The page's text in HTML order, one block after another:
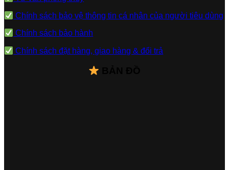
Chính sách bảo vệ thông tin cá nhân của người tiêu dùng
Chính sách bảo hành
Chính sách đặt hàng, giao hàng & đổi trả